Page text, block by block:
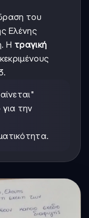
του
Ελένης
Η τραγική
.
την